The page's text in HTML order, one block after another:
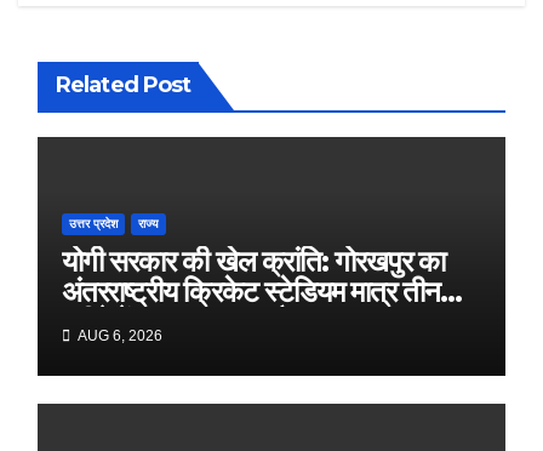
Related Post
उत्तर प्रदेश राज्य
योगी सरकार की खेल क्रांति: गोरखपुर का
अंतरराष्ट्रीय क्रिकेट स्टेडियम मात्र तीन
महीने में लगभग 20% तैयार
AUG 6, 2026